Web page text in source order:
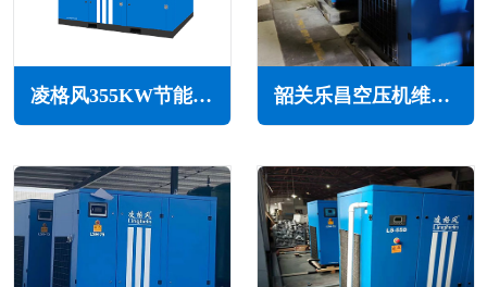
凌格风355KW节能空压机LS系列 韶关乐昌空压机维修保养